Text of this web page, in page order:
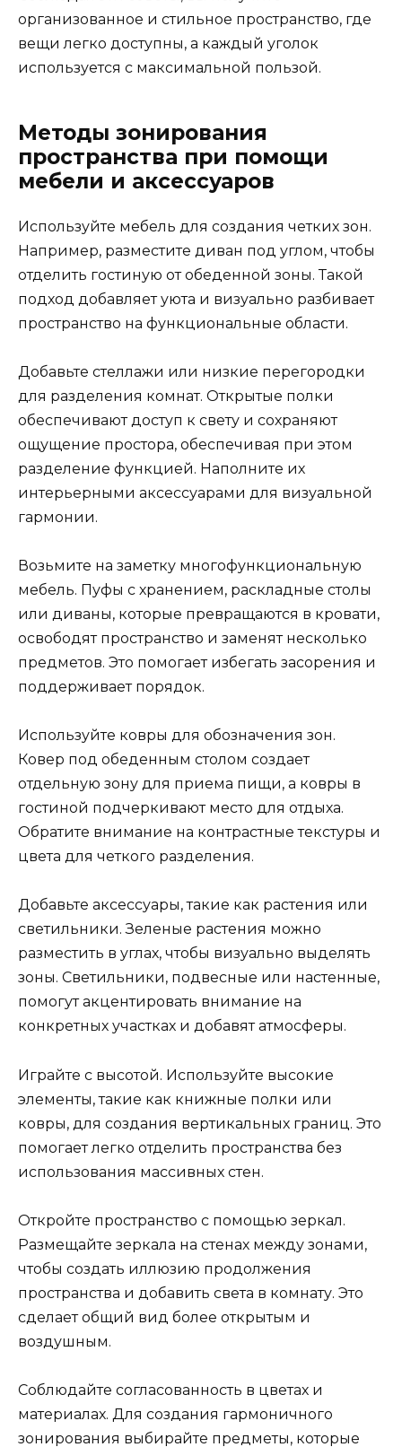
организованное и стильное пространство, где
вещи легко доступны, а каждый уголок
используется с максимальной пользой.
Методы зонирования
пространства при помощи
мебели и аксессуаров
Используйте мебель для создания четких зон.
Например, разместите диван под углом, чтобы
отделить гостиную от обеденной зоны. Такой
подход добавляет уюта и визуально разбивает
пространство на функциональные области.
Добавьте стеллажи или низкие перегородки
для разделения комнат. Открытые полки
обеспечивают доступ к свету и сохраняют
ощущение простора, обеспечивая при этом
разделение функцией. Наполните их
интерьерными аксессуарами для визуальной
гармонии.
Возьмите на заметку многофункциональную
мебель. Пуфы с хранением, раскладные столы
или диваны, которые превращаются в кровати,
освободят пространство и заменят несколько
предметов. Это помогает избегать засорения и
поддерживает порядок.
Используйте ковры для обозначения зон.
Ковер под обеденным столом создает
отдельную зону для приема пищи, а ковры в
гостиной подчеркивают место для отдыха.
Обратите внимание на контрастные текстуры и
цвета для четкого разделения.
Добавьте аксессуары, такие как растения или
светильники. Зеленые растения можно
разместить в углах, чтобы визуально выделять
зоны. Светильники, подвесные или настенные,
помогут акцентировать внимание на
конкретных участках и добавят атмосферы.
Играйте с высотой. Используйте высокие
элементы, такие как книжные полки или
ковры, для создания вертикальных границ. Это
помогает легко отделить пространства без
использования массивных стен.
Откройте пространство с помощью зеркал.
Размещайте зеркала на стенах между зонами,
чтобы создать иллюзию продолжения
пространства и добавить света в комнату. Это
сделает общий вид более открытым и
воздушным.
Соблюдайте согласованность в цветах и
материалах. Для создания гармоничного
зонирования выбирайте предметы, которые